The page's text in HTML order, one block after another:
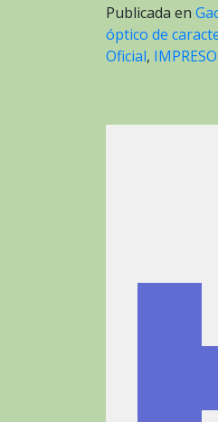
Publicada en
óptico de
Oficial,